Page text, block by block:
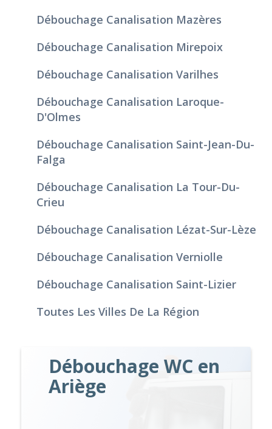
Débouchage Canalisation Mazères
Débouchage Canalisation Mirepoix
Débouchage Canalisation Varilhes
Débouchage Canalisation Laroque-
D'Olmes
Débouchage Canalisation Saint-Jean-Du-
Falga
Débouchage Canalisation La Tour-Du-
Crieu
Débouchage Canalisation Lézat-Sur-Lèze
Débouchage Canalisation Verniolle
Débouchage Canalisation Saint-Lizier
Toutes Les Villes De La Région
Débouchage WC en
Ariège